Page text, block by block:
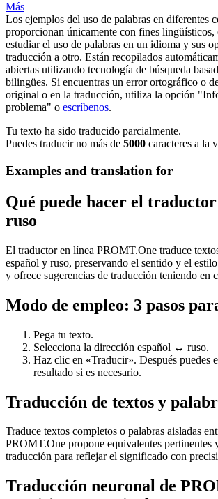
Más
Los ejemplos del uso de palabras en diferentes
proporcionan únicamente con fines lingüísticos,
estudiar el uso de palabras en un idioma y sus
traducción a otro. Están recopilados
abiertas utilizando tecnología de búsqueda
bilingües. Si encuentras un error ortográfico o
original o en la traducción, utiliza la opción
problema" o escríbenos.
Tu texto ha sido traducido parcialmente.
Puedes traducir no más de 5000 caracteres a la
Examples and translation for
Qué puede hacer el
ruso
El traductor en línea PROMT.One traduce
español y ruso, preservando el sentido y el
y ofrece sugerencias de traducción teniendo en
Modo de empleo: 3 pasos
Pega tu texto.
Selecciona la dirección español ↔ ruso.
Haz clic en «Traducir». Después puedes
resultado si es necesario.
Traducción de textos y
Traduce textos completos o palabras aisladas
PROMT.One propone equivalentes pertinentes
traducción para reflejar el significado con
Traducción neuronal de